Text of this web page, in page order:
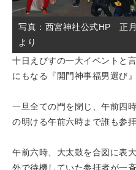
写真：西宮神社公式HP 正
より
十日えびすの一大イベントと
にもなる『開門神事福男選び』
一旦全ての門を閉じ、午前四
の明ける午前六時まで誰も参
午前六時、大太鼓を合図に表
外で待機していた参拝者が一